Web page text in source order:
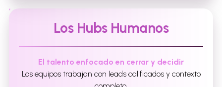
Los Hubs Humanos
El talento enfocado en cerrar y decidir
Los equipos trabajan con leads calificados y contexto